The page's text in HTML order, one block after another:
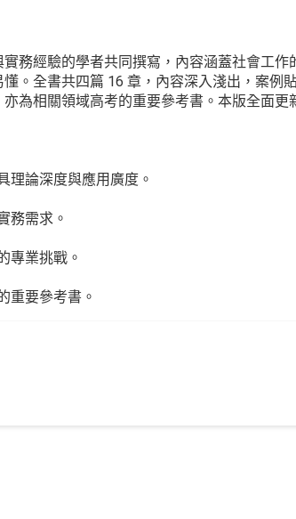
務經驗的學者共同撰寫，內容涵蓋社會工作
。全書共四篇 16 章，內容深入淺出，案例
為相關領域高考的重要參考書。本版全面更
理論深度與應用廣度。
務需求。
專業挑戰。
重要參考書。